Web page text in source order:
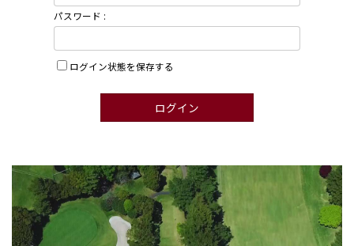
パスワード :
ログイン状態を保存する